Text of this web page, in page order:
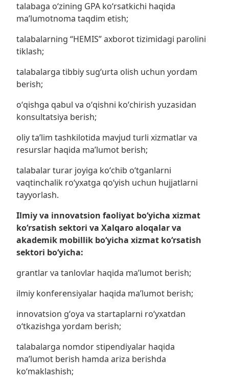
talabaga oʻzining GPA koʻrsatkichi haqida
maʼlumotnoma taqdim etish;
talabalarning “HEMIS” axborot tizimidagi parolini
tiklash;
talabalarga tibbiy sugʻurta olish uchun yordam
berish;
oʻqishga qabul va oʻqishni koʻchirish yuzasidan
konsultatsiya berish;
oliy taʼlim tashkilotida mavjud turli xizmatlar va
resurslar haqida maʼlumot berish;
talabalar turar joyiga koʻchib oʻtganlarni
vaqtinchalik roʻyxatga qoʻyish uchun hujjatlarni
tayyorlash.
Ilmiy va innovatsion faoliyat boʻyicha xizmat
koʻrsatish sektori va Xalqaro aloqalar va
akademik mobillik boʻyicha xizmat koʻrsatish
sektori bo‘yicha:
grantlar va tanlovlar haqida maʼlumot berish;
ilmiy konferensiyalar haqida maʼlumot berish;
innovatsion gʻoya va startaplarni roʻyxatdan
oʻtkazishga yordam berish;
talabalarga nomdor stipendiyalar haqida
maʼlumot berish hamda ariza berishda
koʻmaklashish;